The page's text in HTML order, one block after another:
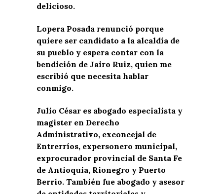
delicioso.
Lopera Posada renunció porque
quiere ser candidato a la alcaldía de
su pueblo y espera contar con la
bendición de Jairo Ruiz, quien me
escribió que necesita hablar
conmigo.
Julio César es abogado especialista y
magister en Derecho
Administrativo, exconcejal de
Entrerríos, expersonero municipal,
exprocurador provincial de Santa Fe
de Antioquia, Rionegro y Puerto
Berrío. También fue abogado y asesor